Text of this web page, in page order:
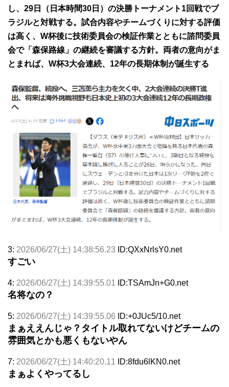
し、29日（日本時間30日）の決勝トーナメント1回戦でブ
ラジルと対戦する。試合内容やチームづくりに対する評価
は高く、W杯後に技術委員会の検証作業とともに諮問委員
会で「森保路線」の継続を審議する方針。両者の意向がま
とまれば、W杯3大会連続、12年の長期体制が誕生する
3: 2026/06/27(土) 14:38:56.23 ID:QXxNrlsY0.net
すごい
4: 2026/06/27(土) 14:39:55.01 ID:TSAmJn+G0.net
名将なの？
5: 2026/06/27(土) 14:39:55.06 ID:+0JUc5/10.net
まぁええんじゃ？タイトル取れてないけどチームの
雰囲気とかも悪くもないやん
7: 2026/06/27(土) 14:40:20.11 ID:8fdu6lKN0.net
まぁよくやってるし